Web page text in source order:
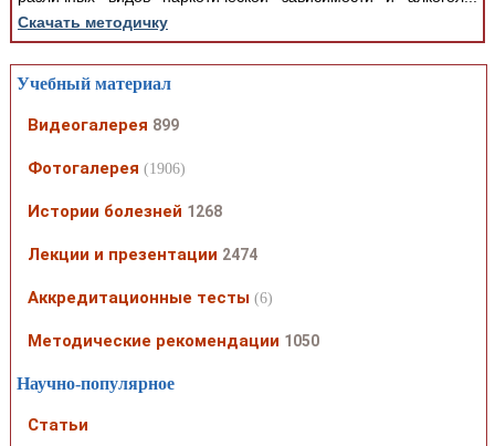
Скачать методичку
Учебный материал
Видеогалерея 899
Фотогалерея (1906)
Истории болезней 1268
Лекции и презентации 2474
Аккредитационные тесты (6)
Методические рекомендации 1050
Научно-популярное
Статьи